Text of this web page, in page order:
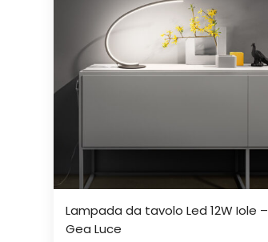
Lampada da tavolo Led 12W Iole –
Gea Luce